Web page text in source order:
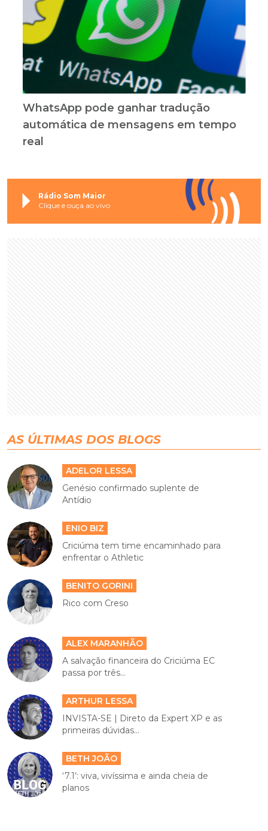
WhatsApp pode ganhar tradução
automática de mensagens em tempo
real
Rádio Som Maior
Clique e ouça ao vivo
AS ÚLTIMAS DOS BLOGS
ADELOR LESSA
Genésio confirmado suplente de
Antídio
ENIO BIZ
Criciúma tem time encaminhado para
enfrentar o Athletic
BENITO GORINI
Rico com Creso
ALEX MARANHÃO
A salvação financeira do Criciúma EC
passa por três...
ARTHUR LESSA
INVISTA-SE | Direto da Expert XP e as
primeiras dúvidas...
BETH JOÃO
‘7.1’: viva, vivíssima e ainda cheia de
planos